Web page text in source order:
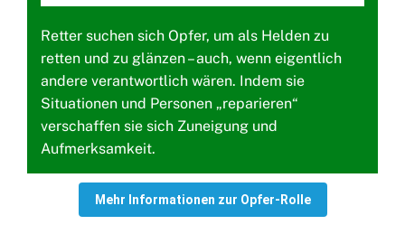
Retter suchen sich Opfer, um als Helden zu
retten und zu glänzen – auch, wenn eigentlich
andere verantwortlich wären. Indem sie
Situationen und Personen „reparieren“
verschaffen sie sich Zuneigung und
Aufmerksamkeit.
Mehr Informationen zur Opfer-Rolle